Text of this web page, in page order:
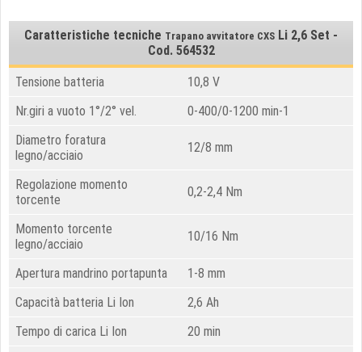
Caratteristiche tecniche Trapano avvitatore CXS Li 2,6 Set -
Cod. 564532
Tensione batteria
10,8 V
Nr.giri a vuoto 1°/2° vel.
0-400/0-1200 min-1
Diametro foratura
legno/acciaio
12/8 mm
Regolazione momento
torcente
0,2-2,4 Nm
Momento torcente
legno/acciaio
10/16 Nm
Apertura mandrino portapunta
1-8 mm
Capacità batteria Li Ion
2,6 Ah
Tempo di carica Li Ion
20 min